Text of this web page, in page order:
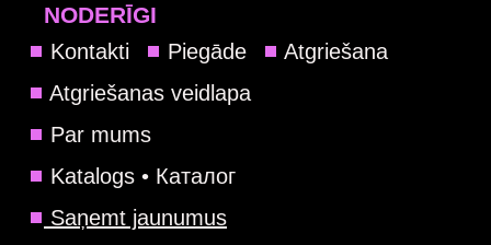
NODERĪGI
Kontakti Piegāde
Atgriešana
Atgriešanas veidlapa
Par mums
Katalogs • Каталог
Saņemt jaunumus